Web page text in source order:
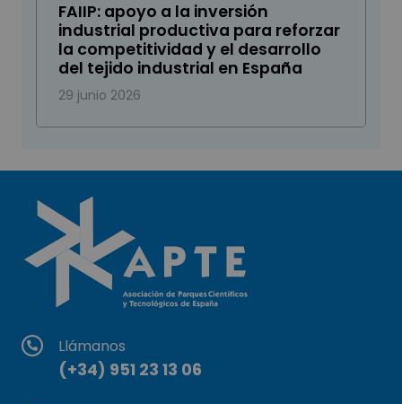
FAIIP: apoyo a la inversión
industrial productiva para reforzar
la competitividad y el desarrollo
del tejido industrial en España
29 junio 2026
Llámanos
(+34) 951 23 13 06